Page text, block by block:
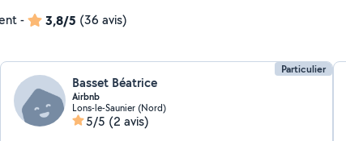
- 3,8/5 (36 avis)
Particulier
Basset Béatrice
Airbnb
Lons-le-Saunier (Nord)
5/5 (2 avis)